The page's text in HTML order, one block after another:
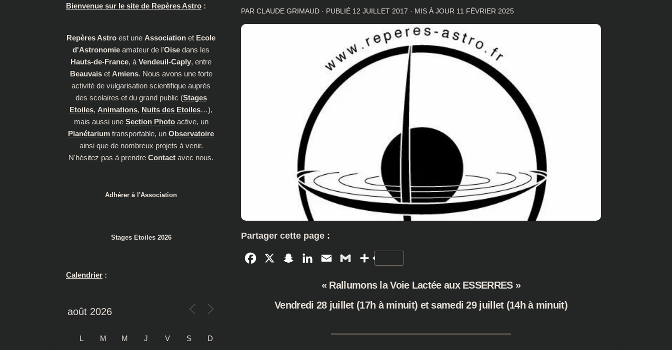
PAR CLAUDE GRIMAUD · PUBLIÉ 12 JUILLET 2017 · MIS À JOUR 11 FÉVRIER 2025
Partager cette page :
Facebook SnapchatLinkedInEmail GmailPartager
« Rallumons la Voie Lactée aux ESSERRES »
Vendredi 28 juillet (17h à minuit) et samedi 29 juillet (14h à minuit)
Bienvenue sur le site de Repères Astro :
Repères Astro est une Association et Ecole
d'Astronomie amateur de l'Oise dans les
Hauts-de-France, à Vendeuil-Caply, entre
Beauvaiset Amiens. Nous avons une forte
activité de vulgarisation scientifique auprès
des scolaires et du grand public (Stages
Etoiles, Animations, Nuits des Etoiles…),
mais aussi une Section Photoactive, un
Planétarium transportable, un Observatoire
ainsi que de nombreux projets à venir.
N'hésitez pas à prendre Contact avec nous.
Adhérer à l'Association
Stages Etoiles 2026
Calendrier :
L M M J V S D